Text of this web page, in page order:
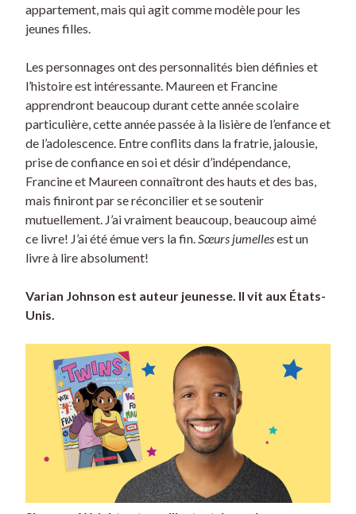
appartement, mais qui agit comme modèle pour les
jeunes filles.
Les personnages ont des personnalités bien définies et
l’histoire est intéressante. Maureen et Francine
apprendront beaucoup durant cette année scolaire
particulière, cette année passée à la lisière de l’enfance et
de l’adolescence. Entre conflits dans la fratrie, jalousie,
prise de confiance en soi et désir d’indépendance,
Francine et Maureen connaîtront des hauts et des bas,
mais finiront par se réconcilier et se soutenir
mutuellement. J’ai vraiment beaucoup, beaucoup aimé
ce livre! J’ai été émue vers la fin.Sœurs jumellesest un
livre à lire absolument!
Varian Johnson est auteur jeunesse. Il vit aux États-
Unis.